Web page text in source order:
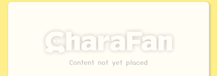
Content not yet placed